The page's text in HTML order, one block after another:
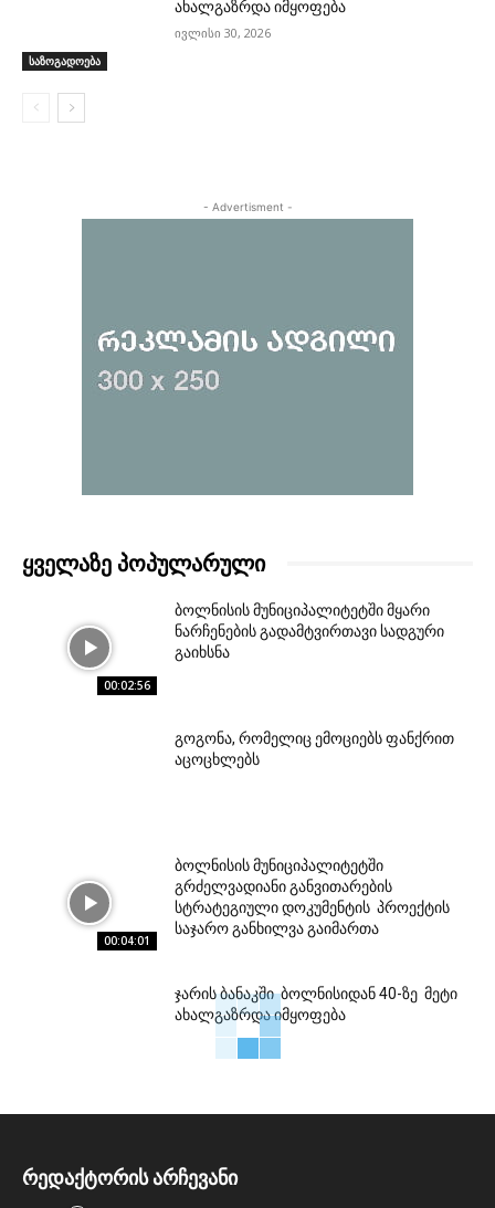
საზოგადოება
ახალგაზრდა იმყოფება
ივლისი 30, 2026
- Advertisment -
ᲧᲕᲔᲚᲐᲖᲔ ᲞᲝᲞᲣᲚᲐᲠᲣᲚᲘ
00:02:56
ბოლნისის მუნიციპალიტეტში მყარი
ნარჩენების გადამტვირთავი სადგური
გაიხსნა
გოგონა, რომელიც ემოციებს ფანქრით
აცოცხლებს
00:04:01
ბოლნისის მუნიციპალიტეტში
გრძელვადიანი განვითარების
სტრატეგიული დოკუმენტის პროექტის
საჯარო განხილვა გაიმართა
ჯარის ბანაკში ბოლნისიდან 40-ზე მეტი
ახალგაზრდა იმყოფება
რედაქტორის არჩევანი